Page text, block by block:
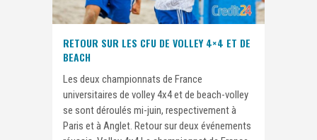
RETOUR SUR LES CFU DE VOLLEY 4×4 ET DE
BEACH
Les deux championnats de France
universitaires de volley 4x4 et de beach-volley
se sont déroulés mi-juin, respectivement à
Paris et à Anglet. Retour sur deux événements